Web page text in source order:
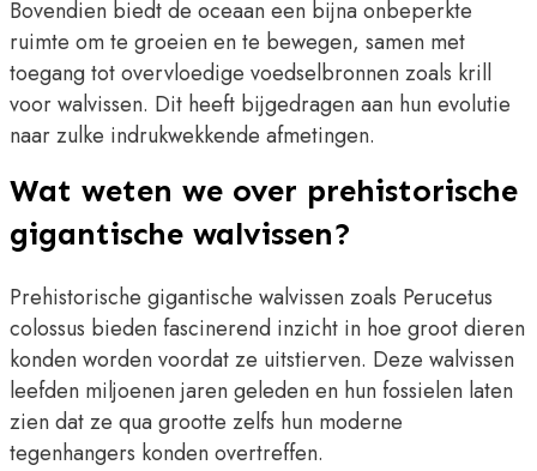
Bovendien biedt de oceaan een bijna onbeperkte
ruimte om te groeien en te bewegen, samen met
toegang tot overvloedige voedselbronnen zoals krill
voor walvissen. Dit heeft bijgedragen aan hun evolutie
naar zulke indrukwekkende afmetingen.
Wat weten we over prehistorische
gigantische walvissen?
Prehistorische gigantische walvissen zoals Perucetus
colossus bieden fascinerend inzicht in hoe groot dieren
konden worden voordat ze uitstierven. Deze walvissen
leefden miljoenen jaren geleden en hun fossielen laten
zien dat ze qua grootte zelfs hun moderne
tegenhangers konden overtreffen.